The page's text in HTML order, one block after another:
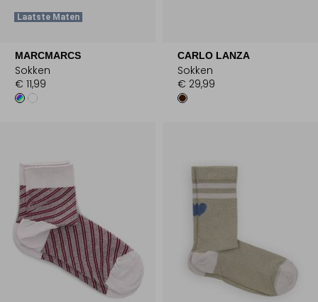
Laatste Maten
MARCMARCS
Sokken
€ 11,99
CARLO LANZA
Sokken
€ 29,99